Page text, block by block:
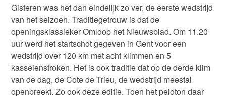
Gisteren was het dan eindelijk zo ver, de eerste wedstrijd
van het seizoen. Traditiegetrouw is dat de
openingsklassieker Omloop het Nieuwsblad. Om 11.20
uur werd het startschot gegeven in Gent voor een
wedstrijd over 120 km met acht klimmen en 5
kasseienstroken. Het is ook traditie dat op de derde klim
van de dag, de Cote de Trieu, de wedstrijd meestal
openbreekt. Zo ook deze editie. Toen het peloton daar